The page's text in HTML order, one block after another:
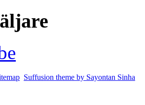
Suffusion theme by Sayontan Sinha